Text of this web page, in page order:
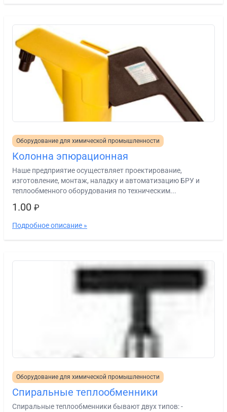
Оборудование для химической промышленности
Колонна эпюрационная
Наше предприятие осуществляет проектирование,
изготовление, монтаж, наладку и автоматизацию БРУ и
теплообменного оборудования по техническим...
1.00 ₽
Подробное описание »
Оборудование для химической промышленности
Спиральные теплообменники
Спиральные теплообменники бывают двух типов: -